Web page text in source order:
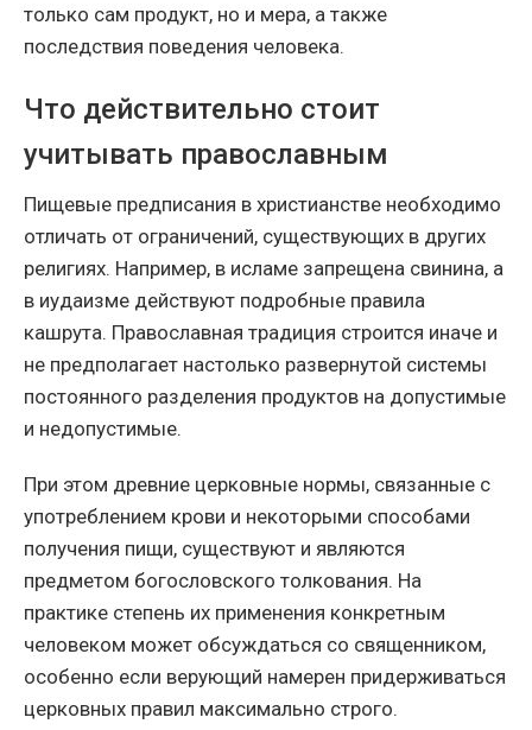
только сам продукт, но и мера, а также
последствия поведения человека.
Что действительно стоит
учитывать православным
Пищевые предписания в христианстве необходимо
отличать от ограничений, существующих в других
религиях. Например, в исламе запрещена свинина, а
в иудаизме действуют подробные правила
кашрута. Православная традиция строится иначе и
не предполагает настолько развернутой системы
постоянного разделения продуктов на допустимые
и недопустимые.
При этом древние церковные нормы, связанные с
употреблением крови и некоторыми способами
получения пищи, существуют и являются
предметом богословского толкования. На
практике степень их применения конкретным
человеком может обсуждаться со священником,
особенно если верующий намерен придерживаться
церковных правил максимально строго.